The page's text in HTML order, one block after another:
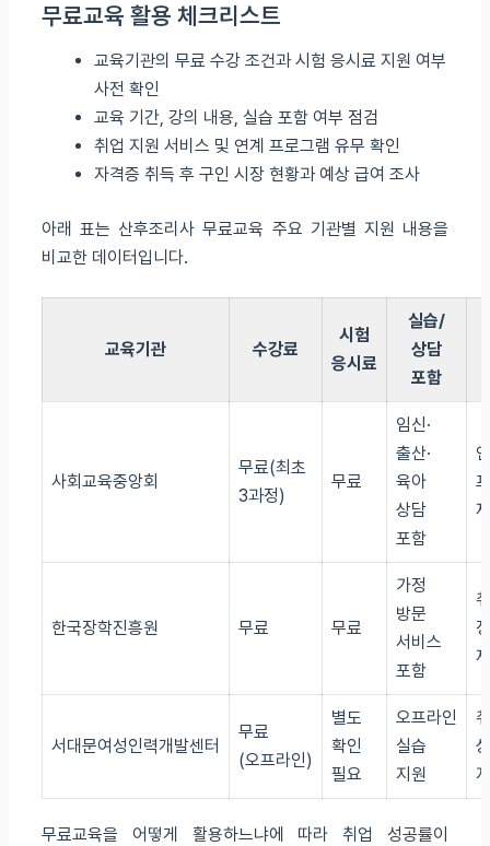
무료교육 활용 체크리스트
교육기관의 무료 수강 조건과 시험 응시료 지원 여부
사전 확인
교육 기간, 강의 내용, 실습 포함 여부 점검
취업 지원 서비스 및 연계 프로그램 유무 확인
자격증 취득 후 구인 시장 현황과 예상 급여 조사
아래 표는 산후조리사 무료교육 주요 기관별 지원 내용을
비교한 데이터입니다.
교육기관 수강료
시험
응시료
실습/
상담
포함
사회교육중앙회
무료(최초
3과정)
무료
임신·
출산·
육아
상담
포함
한국장학진흥원 무료 무료
가정
방문
서비스
포함
서대문여성인력개발센터
무료
(오프라인)
별도
확인
필요
오프라인
실습
지원
무료교육을 어떻게 활용하느냐에 따라 취업 성공률이